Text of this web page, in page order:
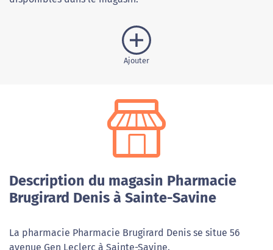
Ajouter
Description du magasin Pharmacie
Brugirard Denis à Sainte-Savine
La pharmacie Pharmacie Brugirard Denis se situe 56
avenue Gen Leclerc à Sainte-Savine.